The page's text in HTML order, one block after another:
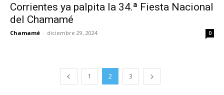
Corrientes ya palpita la 34.ª Fiesta Nacional
del Chamamé
Chamamé - diciembre 29, 2024 0
1 2 3